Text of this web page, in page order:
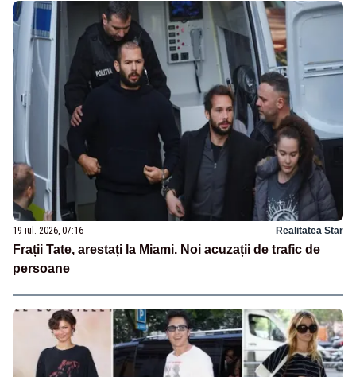
19 iul. 2026, 07:16 Realitatea Star
Frații Tate, arestați la Miami. Noi acuzații de trafic de
persoane